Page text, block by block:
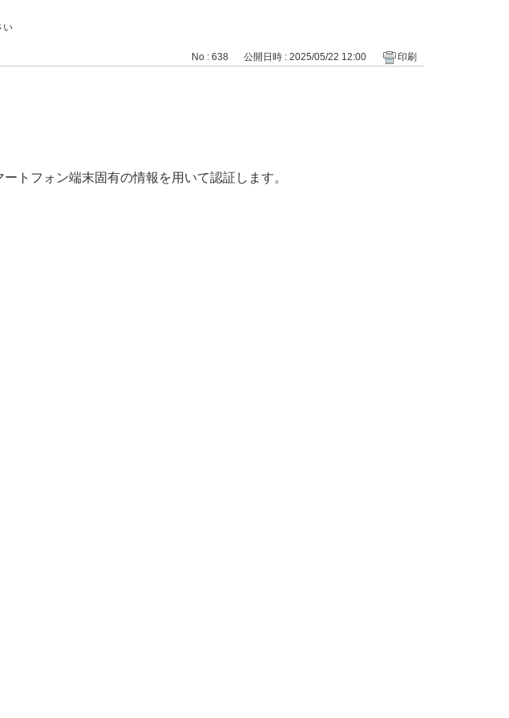
い
No : 638 公開日時 : 2025/05/22 12:00 印刷
トフォン端末固有の情報を用いて認証します。